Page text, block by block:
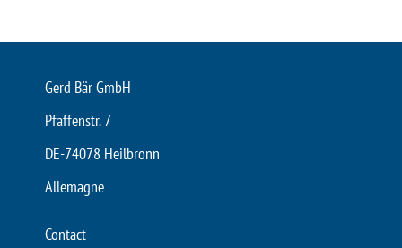
Gerd Bär GmbH
Pfaffenstr. 7
DE-74078 Heilbronn
Allemagne
Contact